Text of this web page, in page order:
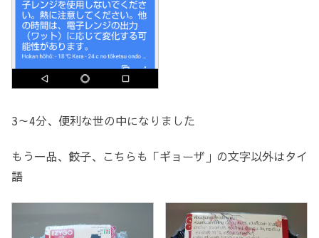
3～4分、便利な世の中になりました
もう一品、餃子、こちらも「ギョーザ」の文字以外はタイ
語